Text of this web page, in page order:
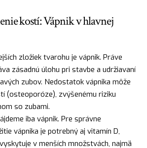
kostí: Vápnik v hlavnej
zložiek tvarohu je vápnik. Práve
zásadnú úlohu pri stavbe a udržiavaní
zubov. Nedostatok vápnika môže
(osteoporóze), zvýšenému riziku
so zubami.
iba vápnik. Pre správne
vápnika je potrebný aj vitamín D,
v menších množstvách, najmä